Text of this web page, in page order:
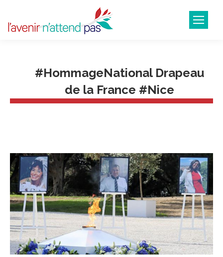
#HommageNational Drapeau
de la France #Nice